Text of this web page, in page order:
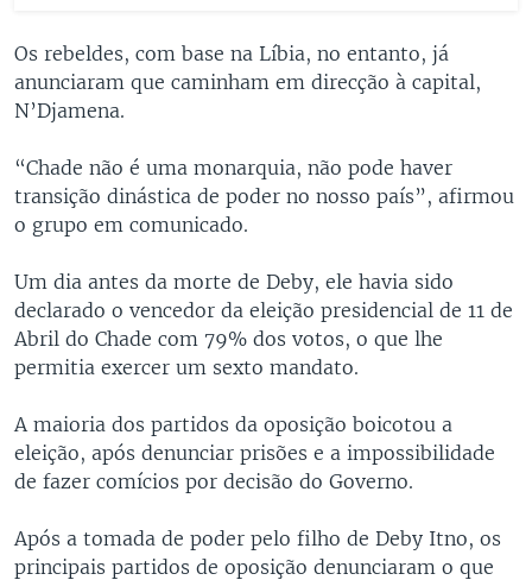
Os rebeldes, com base na Líbia, no entanto, já
anunciaram que caminham em direcção à capital,
N’Djamena.
“Chade não é uma monarquia, não pode haver
transição dinástica de poder no nosso país”, afirmou
o grupo em comunicado.
Um dia antes da morte de Deby, ele havia sido
declarado o vencedor da eleição presidencial de 11 de
Abril do Chade com 79% dos votos, o que lhe
permitia exercer um sexto mandato.
A maioria dos partidos da oposição boicotou a
eleição, após denunciar prisões e a impossibilidade
de fazer comícios por decisão do Governo.
Após a tomada de poder pelo filho de Deby Itno, os
principais partidos de oposição denunciaram o que